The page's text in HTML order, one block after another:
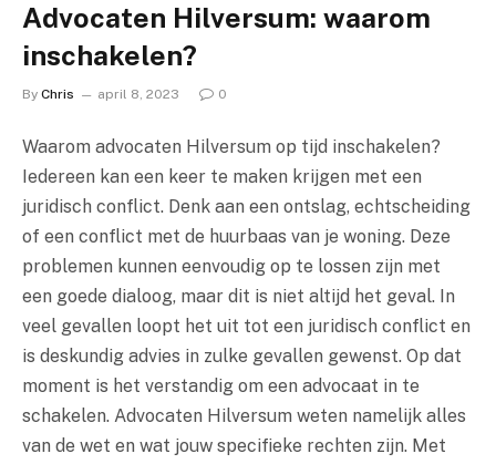
Advocaten Hilversum: waarom
inschakelen?
By Chris april 8, 2023 0
Waarom advocaten Hilversum op tijd inschakelen?
Iedereen kan een keer te maken krijgen met een
juridisch conflict. Denk aan een ontslag, echtscheiding
of een conflict met de huurbaas van je woning. Deze
problemen kunnen eenvoudig op te lossen zijn met
een goede dialoog, maar dit is niet altijd het geval. In
veel gevallen loopt het uit tot een juridisch conflict en
is deskundig advies in zulke gevallen gewenst. Op dat
moment is het verstandig om een advocaat in te
schakelen. Advocaten Hilversum weten namelijk alles
van de wet en wat jouw specifieke rechten zijn. Met